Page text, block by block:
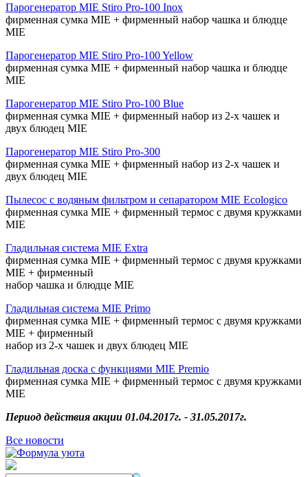
Парогенератор MIE Stiro Pro-100 Inox
фирменная сумка MIE + фирменный набор чашка и блюдце
MIE
Парогенератор MIE Stiro Pro-100 Yellow
фирменная сумка MIE + фирменный набор чашка и блюдце
MIE
Парогенератор MIE Stiro Pro-100 Blue
фирменная сумка MIE + фирменный набор из 2-х чашек и
двух блюдец MIE
Парогенератор MIE Stiro Pro-300
фирменная сумка MIE + фирменный набор из 2-х чашек и
двух блюдец MIE
Пылесос с водяным фильтром и сепаратором MIE Ecologico
фирменная сумка MIE + фирменный термос с двумя кружками
MIE
Гладильная система MIE Extra
фирменная сумка MIE + фирменный термос с двумя кружками
MIE + фирменный
набор чашка и блюдце MIE
Гладильная система MIE Primo
фирменная сумка MIE + фирменный термос с двумя кружками
MIE + фирменный
набор из 2-х чашек и двух блюдец MIE
Гладильная доска с функциями MIE Premio
фирменная сумка MIE + фирменный термос с двумя кружками
MIE
Период действия акции 01.04.2017г. - 31.05.2017г.
Все новости